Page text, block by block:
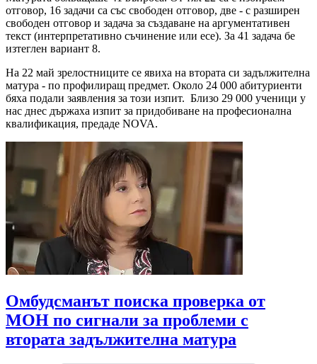
отговор, 16 задачи са със свободен отговор, две - с разширен
свободен отговор и задача за създаване на аргументативен
текст (интерпретативно съчинение или есе). За 41 задача бе
изтеглен вариант 8.
На 22 май зрелостниците се явиха на втората си задължителна
матура - по профилиращ предмет. Около 24 000 абитуриенти
бяха подали заявления за този изпит. Близо 29 000 ученици у
нас днес държаха изпит за придобиване на професионална
квалификация, предаде NOVA.
Омбудсманът поиска проверка от
МОН по сигнали за проблеми с
втората задължителна матура